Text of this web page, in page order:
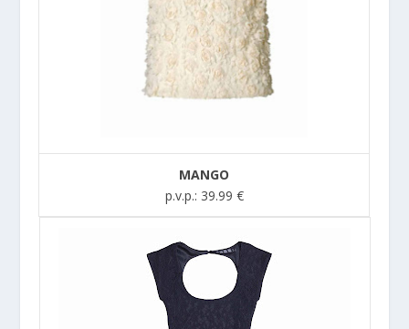
MANGO
p.v.p.: 39.99 €